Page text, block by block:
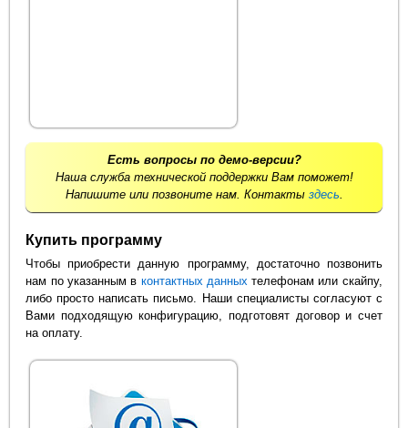
Есть вопросы по демо-версии?
Наша служба технической поддержки Вам поможет!
Напишите или позвоните нам. Контакты здесь
Купить программу
Чтобы приобрести данную программу, достаточно позвонить
нам по указанным в контактных данных телефонам или скайпу,
либо просто написать письмо. Наши специалисты согласуют с
Вами подходящую конфигурацию, подготовят договор и счет
на оплату.